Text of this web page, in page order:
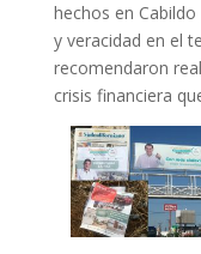
hechos en
y veracidad en el
recomendaron
crisis financiera